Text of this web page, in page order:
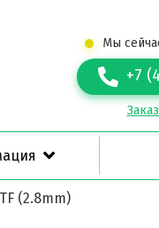
Мы
+7
(2.8mm)